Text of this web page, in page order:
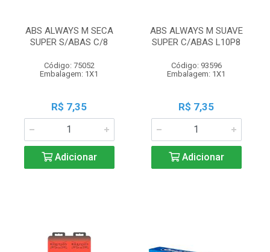
ABS ALWAYS M SECA
SUPER S/ABAS C/8
Código: 75052
Embalagem: 1X1
R$ 7,35
Adicionar
ABS ALWAYS M SUAVE
SUPER C/ABAS L10P8
Código: 93596
Embalagem: 1X1
R$ 7,35
Adicionar